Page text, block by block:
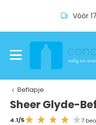
Vóór 17:00 uur
Beflapje
Sheer Glyde-
4.1/5 7